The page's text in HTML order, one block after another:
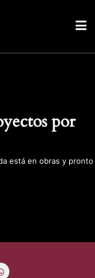
por
está en obras y pronto